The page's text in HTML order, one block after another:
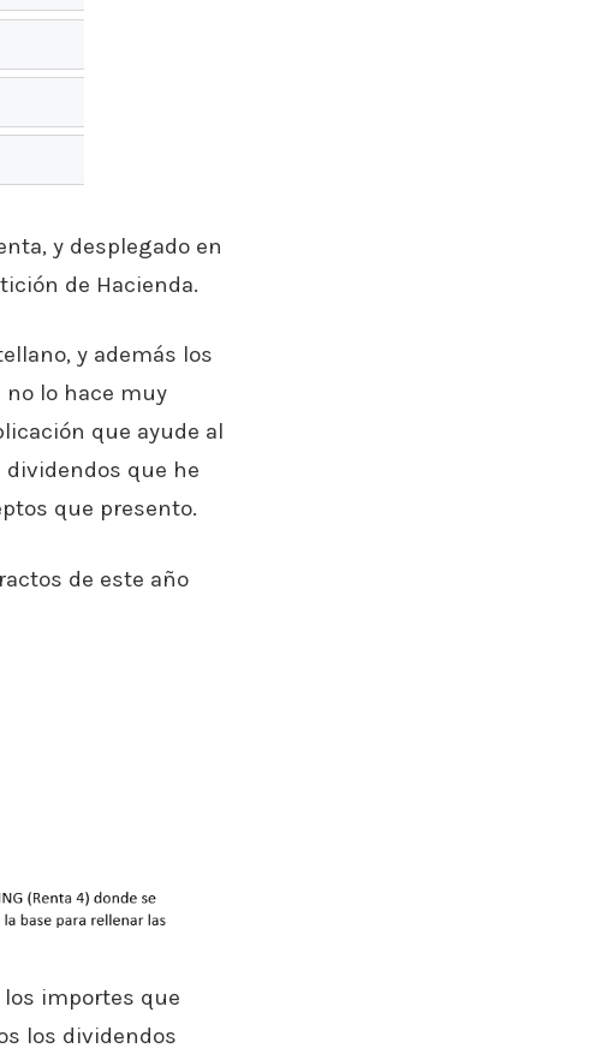
y desplegado en
de Hacienda.
y además los
lo hace muy
que ayude al
que he
que presento.
de este año
importes que
los dividendos